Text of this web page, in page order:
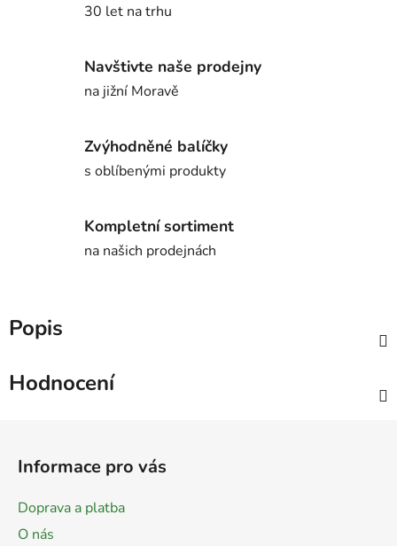
30 let na trhu
Navštivte naše prodejny
na jižní Moravě
Zvýhodněné balíčky
s oblíbenými produkty
Kompletní sortiment
na našich prodejnách
Popis
Hodnocení
Informace pro vás
Doprava a platba
O nás